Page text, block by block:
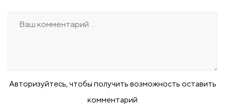
Авторизуйтесь, чтобы получить возможность оставить
комментарий